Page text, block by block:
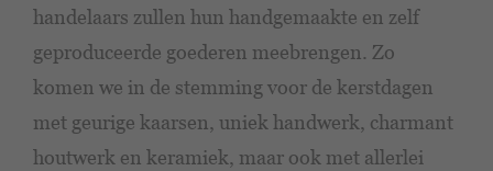
handelaars zullen hun handgemaakte en zelf
geproduceerde goederen meebrengen. Zo
komen we in de stemming voor de kerstdagen
met geurige kaarsen, uniek handwerk, charmant
houtwerk en keramiek, maar ook met allerlei